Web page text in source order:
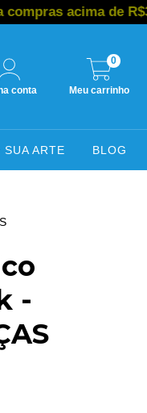
de
conta Meu carrinho
0
SUA ARTE BLOG
-